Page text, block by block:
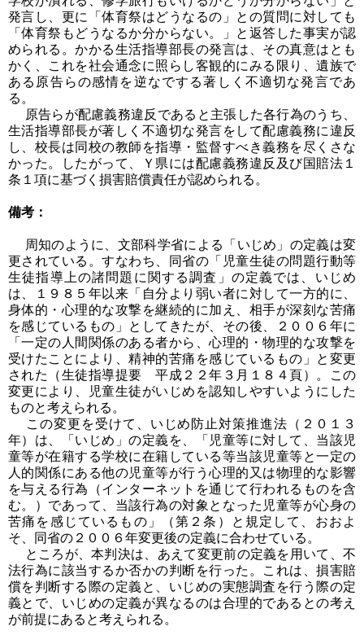
発言し、更に「体育祭はどうなるの」との質問に対しても
「体育祭もどうなるか分からない。」と返答した事実が認
められる。かかる生活指導部長の発言は、その真意はとも
かく、これを社会通念に照らし客観的にみる限り、遺族で
ある原告らの感情を逆なでする著しく不適切な発言であ
る。
原告らが配慮義務違反であると主張した各行為のうち、
生活指導部長が著しく不適切な発言をして配慮義務に違反
し、校長は同校の教師を指導・監督すべき義務を尽くさな
かった。したがって、Ｙ県には配慮義務違反及び国賠法１
条１項に基づく損害賠償責任が認められる。
備考：
周知のように、文部科学省による「いじめ」の定義は変
更されている。すなわち、同省の「児童生徒の問題行動等
生徒指導上の諸問題に関する調査」の定義では、いじめ
は、１９８５年以来「自分より弱い者に対して一方的に、
身体的・心理的な攻撃を継続的に加え、相手が深刻な苦痛
を感じているもの」としてきたが、その後、２００６年に
「一定の人間関係のある者から、心理的・物理的な攻撃を
受けたことにより、精神的苦痛を感じているもの」と変更
された（生徒指導提要 平成２２年３月１８４頁）。この
変更により、児童生徒がいじめを認知しやすいようにした
ものと考えられる。
この変更を受けて、いじめ防止対策推進法（２０１３
年）は、「いじめ」の定義を、「児童等に対して、当該児
童等が在籍する学校に在籍している等当該児童等と一定の
人的関係にある他の児童等が行う心理的又は物理的な影響
を与える行為（インターネットを通じて行われるものを含
む。）であって、当該行為の対象となった児童等が心身の
苦痛を感じているもの」（第２条）と規定して、おおよ
そ、同省の２００６年変更後の定義に合わせている。
ところが、本判決は、あえて変更前の定義を用いて、不
法行為に該当するか否かの判断を行った。これは、損害賠
償を判断する際の定義と、いじめの実態調査を行う際の定
義とで、いじめの定義が異なるのは合理的であるとの考え
が前提にあると考えられる。